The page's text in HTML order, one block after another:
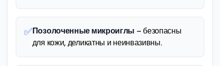
✅Позолоченные микроиглы – безопасны
для кожи, деликатны и неинвазивны.